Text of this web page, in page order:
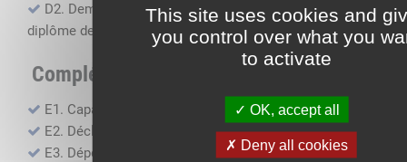
This site uses cookies and
you control over what you
to activate
OK, accept all
Deny all cookies
D2. Demande de certificat attestant l'obtention du
diplôme de capacité professionnelle
Compléments, suivi financier
E1. Capacité financière
E2. Déclaration de sous-traitance
E3. Dépôt des comptes annuels